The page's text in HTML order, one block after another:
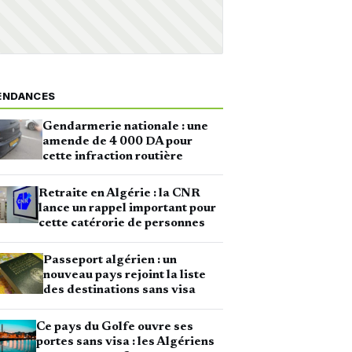
Gendarmerie nationale : une
amende de 4 000 DA pour
cette infraction routière
Retraite en Algérie : la CNR
lance un rappel important pour
cette catérorie de personnes
Passeport algérien : un
nouveau pays rejoint la liste
des destinations sans visa
Ce pays du Golfe ouvre ses
portes sans visa : les Algériens